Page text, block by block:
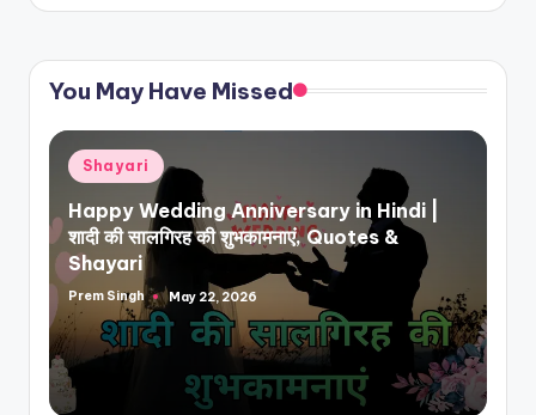
You May Have Missed
Posted
in
Shayari
Happy Wedding Anniversary in Hindi |
शादी की सालगिरह की शुभकामनाएं, Quotes &
Shayari
Posted
by
Prem Singh May 22, 2026